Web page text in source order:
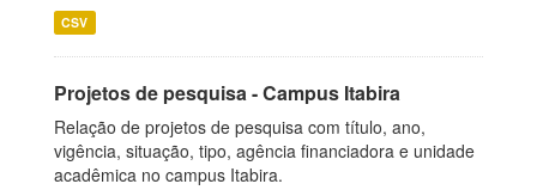
CSV
Projetos de pesquisa - Campus Itabira
Relação de projetos de pesquisa com título, ano,
vigência, situação, tipo, agência financiadora e unidade
acadêmica no campus Itabira.